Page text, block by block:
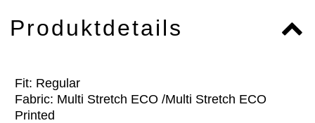
Produktdetails
Fit: Regular
Fabric: Multi Stretch ECO /Multi Stretch ECO
Printed